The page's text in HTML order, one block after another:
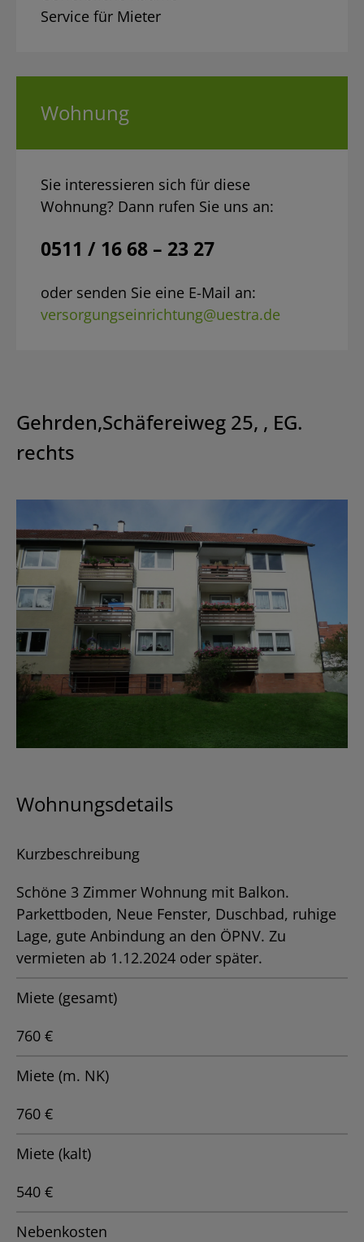
Gehrden,Schäfereiweg 25, , EG.
rechts
Wohnungsdetails
Kurzbeschreibung
Schöne 3 Zimmer Wohnung mit Balkon.
Parkettboden, Neue Fenster, Duschbad, ruhige
Lage, gute Anbindung an den ÖPNV. Zu
vermieten ab 1.12.2024 oder später.
Miete (gesamt)
760 €
Miete (m. NK)
760 €
Miete (kalt)
540 €
Nebenkosten
Service für Mieter
Wohnung
Sie interessieren sich für diese
Wohnung? Dann rufen Sie uns an:
0511 / 16 68 – 23 27
oder senden Sie eine E-Mail an:
versorgungseinrichtung@uestra.de